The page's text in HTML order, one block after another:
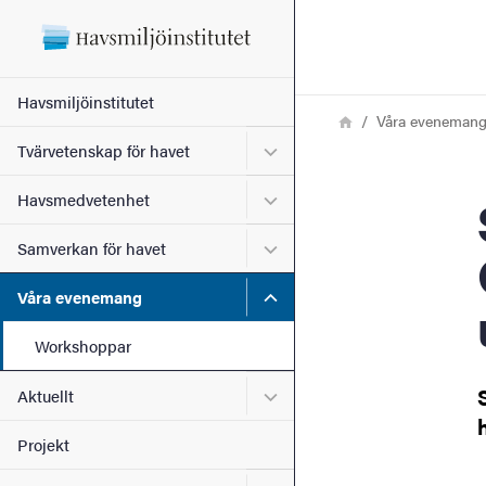
Kontakt
Havsmiljöinstitutet
Tvärvetenskap för havet Undermeny för
Havsmedvetenhet Undermeny för
Samverkan för havet Undermeny för
Våra evenemang Undermeny för Våra
Workshoppar
Aktuellt Undermeny för Aktuellt
Projekt
LänkstigHemVåra evenemang